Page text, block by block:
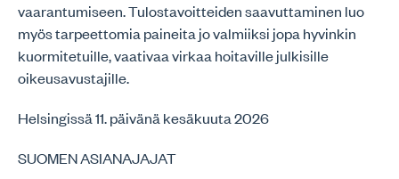
vaarantumiseen. Tulostavoitteiden saavuttaminen luo
myös tarpeettomia paineita jo valmiiksi jopa hyvinkin
kuormitetuille, vaativaa virkaa hoitaville julkisille
oikeusavustajille.
Helsingissä 11. päivänä kesäkuuta 2026
SUOMEN ASIANAJAJAT